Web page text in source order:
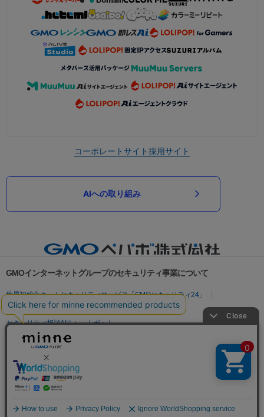
コーポレートサイト採用サイト
AIへの取り組み
GMOインターネットグループのセキュリティ事業について
世界初総合ネットセキュリティサービス「GMOセキュリティ24」
パスワード漏洩診断
Webサイトリスク診断
セキュリティ相談AIチャットボット
実在証明・盗聴対策
サイバー攻撃対策（GMO Flatt Security）
セキュリティ事業の軌跡